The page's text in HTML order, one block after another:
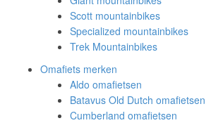
Scott mountainbikes
Specialized mountainbikes
Trek Mountainbikes
Omafiets merken
Aldo omafietsen
Batavus Old Dutch omafietsen
Cumberland omafietsen